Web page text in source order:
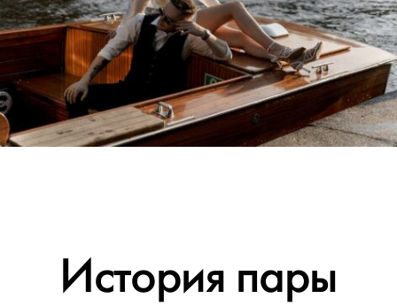
История пары